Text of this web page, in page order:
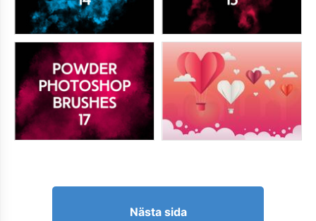
Nästa sida